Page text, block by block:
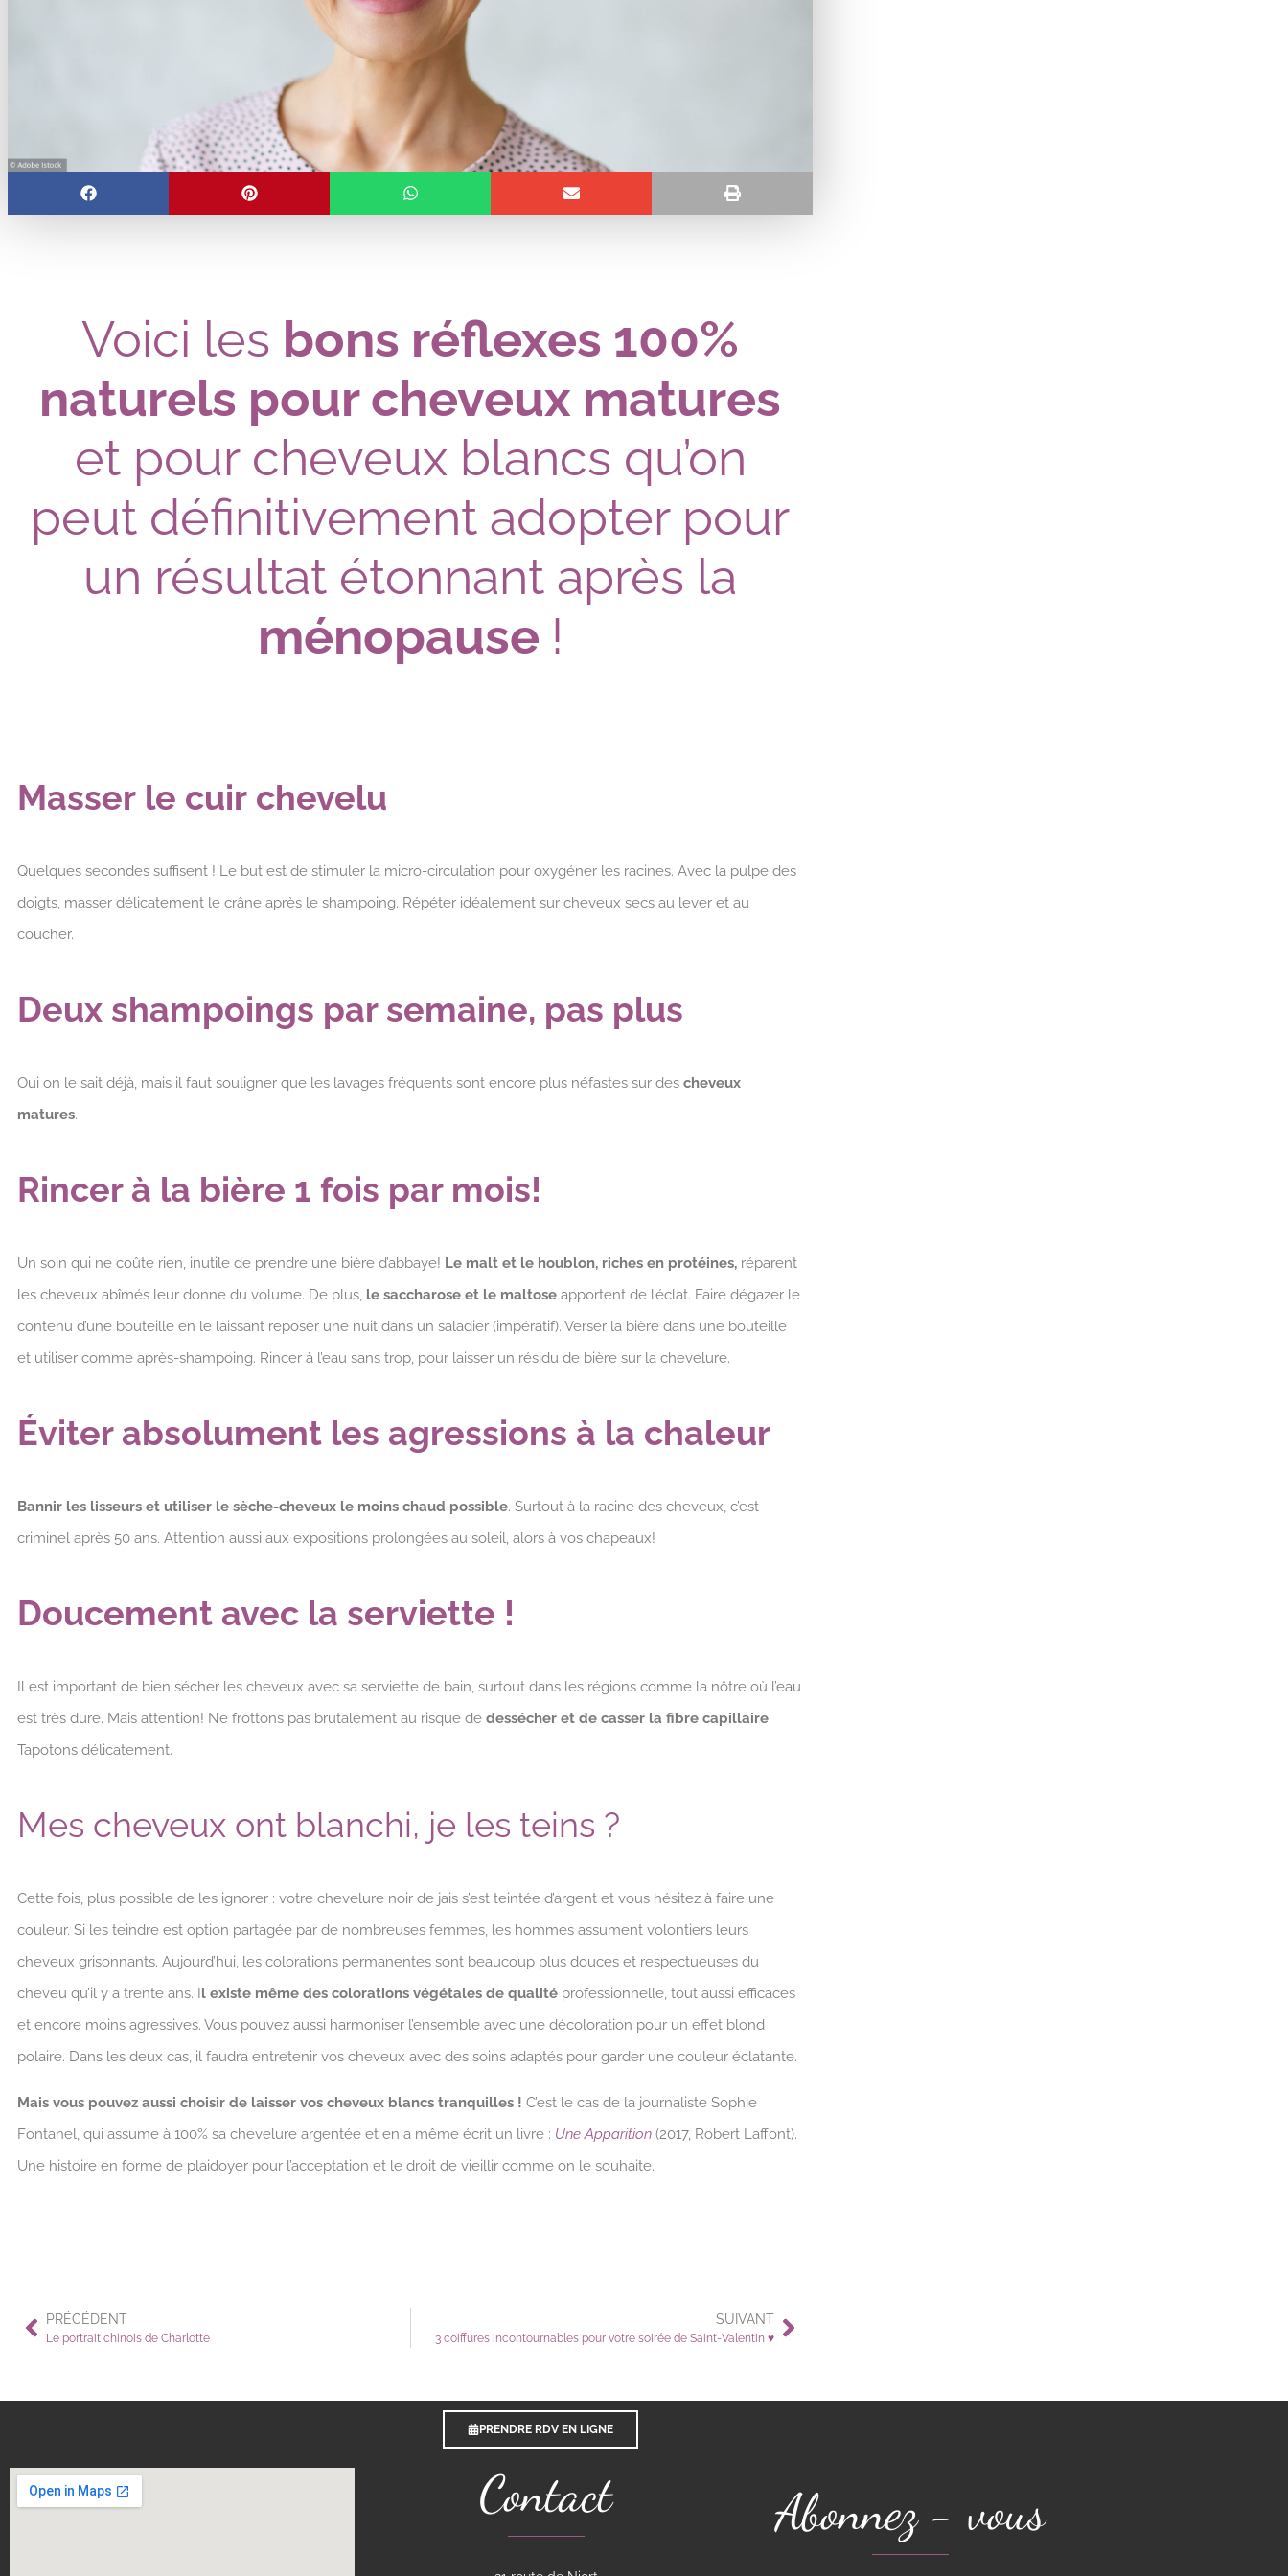
Voici les bons réflexes 100%
naturels pour cheveux matures
et pour cheveux blancs qu’on
peut définitivement adopter pour
un résultat étonnant après la
ménopause !
Masser le cuir chevelu
Quelques secondes suffisent ! Le but est de stimuler la micro-circulation pour oxygéner les racines. Avec la pulpe des
doigts, masser délicatement le crâne après le shampoing. Répéter idéalement sur cheveux secs au lever et au
coucher.
Deux shampoings par semaine, pas plus
Oui on le sait déjà, mais il faut souligner que les lavages fréquents sont encore plus néfastes sur des cheveux
matures.
Rincer à la bière 1 fois par mois!
Un soin qui ne coûte rien, inutile de prendre une bière d’abbaye! Le malt et le houblon, riches en protéines, réparent
les cheveux abîmés leur donne du volume. De plus, le saccharose et le maltose apportent de l’éclat. Faire dégazer le
contenu d’une bouteille en le laissant reposer une nuit dans un saladier (impératif). Verser la bière dans une bouteille
et utiliser comme après-shampoing. Rincer à l’eau sans trop, pour laisser un résidu de bière sur la chevelure.
Éviter absolument les agressions à la chaleur
Bannir les lisseurs et utiliser le sèche-cheveux le moins chaud possible. Surtout à la racine des cheveux, c’est
criminel après 50 ans. Attention aussi aux expositions prolongées au soleil, alors à vos chapeaux!
Doucement avec la serviette !
Il est important de bien sécher les cheveux avec sa serviette de bain, surtout dans les régions comme la nôtre où l’eau
est très dure. Mais attention! Ne frottons pas brutalement au risque de dessécher et de casser la fibre capillaire.
Tapotons délicatement.
Mes cheveux ont blanchi, je les teins ?
Cette fois, plus possible de les ignorer : votre chevelure noir de jais s’est teintée d’argent et vous hésitez à faire une
couleur. Si les teindre est option partagée par de nombreuses femmes, les hommes assument volontiers leurs
cheveux grisonnants. Aujourd’hui, les colorations permanentes sont beaucoup plus douces et respectueuses du
cheveu qu’il y a trente ans. Il existe même des colorations végétales de qualité professionnelle, tout aussi efficaces
et encore moins agressives. Vous pouvez aussi harmoniser l’ensemble avec une décoloration pour un effet blond
polaire. Dans les deux cas, il faudra entretenir vos cheveux avec des soins adaptés pour garder une couleur éclatante.
Mais vous pouvez aussi choisir de laisser vos cheveux blancs tranquilles ! C’est le cas de la journaliste Sophie
Fontanel, qui assume à 100% sa chevelure argentée et en a même écrit un livre : Une Apparition (2017, Robert Laffont).
Une histoire en forme de plaidoyer pour l’acceptation et le droit de vieillir comme on le souhaite.
PRÉCÉDENT
Le portrait chinois de Charlotte
SUIVANT
3 coiffures incontournables pour votre soirée de Saint-Valentin ♥
PRENDRE RDV EN LIGNE
Contact Abonnez - vous